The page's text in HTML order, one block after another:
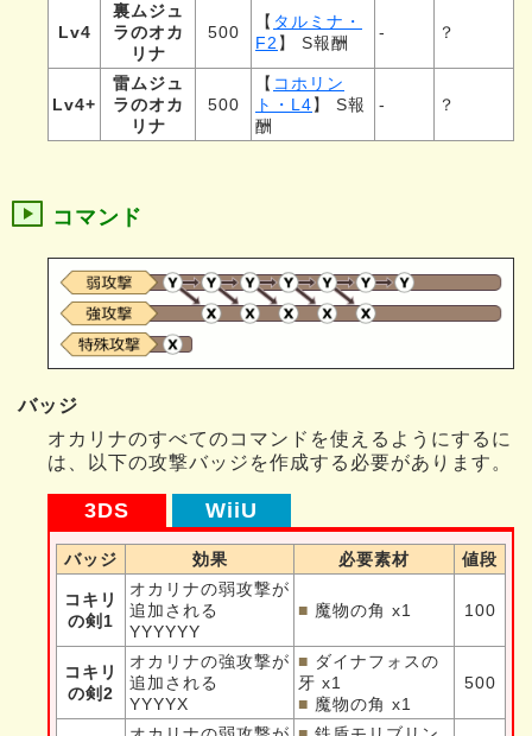
Lv4
裏ムジュ
ラのオカ
リナ
500
【 タルミナ・
F2 】 S報酬
- ？
Lv4+
雷ムジュ
ラのオカ
リナ
500
【 コホリン
ト・L4】 S報
酬
- ？
コマンド
バッジ
オカリナのすべてのコマンドを使えるようにするに
は、以下の攻撃バッジを作成する必要があります。
3DS WiiU
バッジ 効果 必要素材 値段
コキリ
の剣1
オカリナの弱攻撃が
追加される
YYYYYY
■ 魔物の角 x1 100
コキリ
の剣2
オカリナの強攻撃が
追加される
YYYYX
■ ダイナフォスの
牙 x1
■ 魔物の角 x1
500